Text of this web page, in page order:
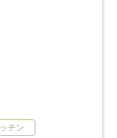
チン